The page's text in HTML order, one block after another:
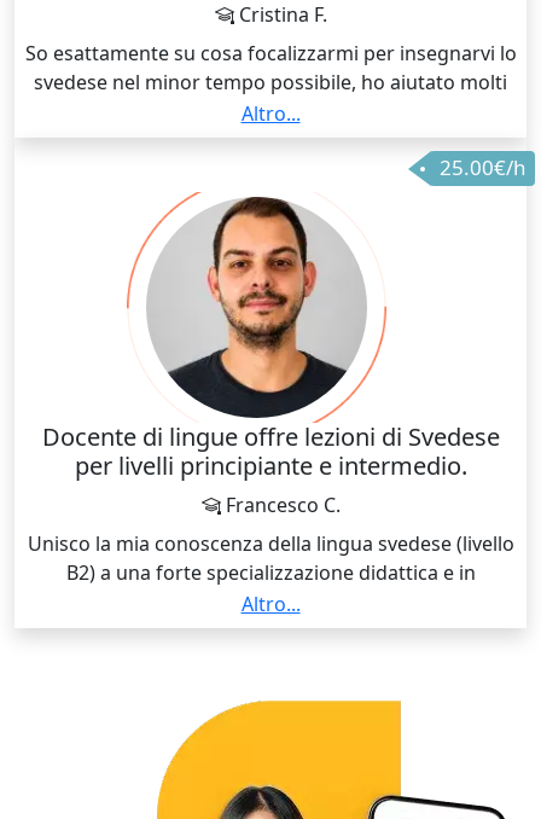
Cristina F.
So esattamente su cosa focalizzarmi per insegnarvi lo
svedese nel minor tempo possibile, ho aiutato molti
studenti a superare esami di svedese con grande
successoe a tutti i livelli
Altro...
25.00€/h
Docente di lingue offre lezioni di Svedese
per livelli principiante e intermedio.
Francesco C.
Unisco la mia conoscenza della lingua svedese (livello
B2) a una forte specializzazione didattica e in
comunicazione interculturale. Guido gli studenti
nell'apprendimento della lingua concentrandomi
supportato da materiali digitali interattivi.
Altro...